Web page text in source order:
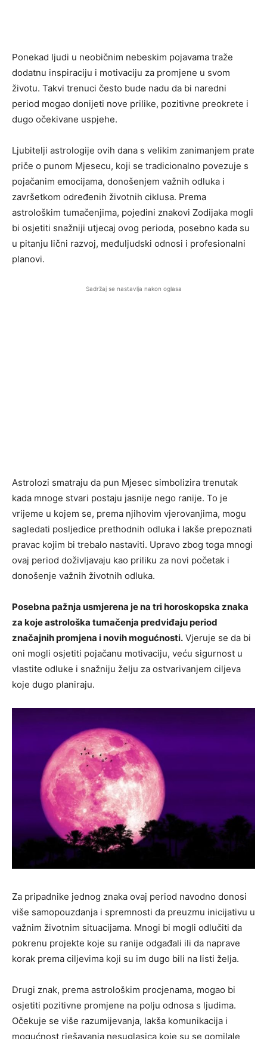
Ponekad ljudi u neobičnim nebeskim pojavama traže
dodatnu inspiraciju i motivaciju za promjene u svom
životu. Takvi trenuci često bude nadu da bi naredni
period mogao donijeti nove prilike, pozitivne preokrete i
dugo očekivane uspjehe.
Ljubitelji astrologije ovih dana s velikim zanimanjem prate
priče o punom Mjesecu, koji se tradicionalno povezuje s
pojačanim emocijama, donošenjem važnih odluka i
završetkom određenih životnih ciklusa. Prema
astrološkim tumačenjima, pojedini znakovi Zodijaka mogli
bi osjetiti snažniji utjecaj ovog perioda, posebno kada su
u pitanju lični razvoj, međuljudski odnosi i profesionalni
planovi.
Sadržaj se nastavlja nakon oglasa
Astrolozi smatraju da pun Mjesec simbolizira trenutak
kada mnoge stvari postaju jasnije nego ranije. To je
vrijeme u kojem se, prema njihovim vjerovanjima, mogu
sagledati posljedice prethodnih odluka i lakše prepoznati
pravac kojim bi trebalo nastaviti. Upravo zbog toga mnogi
ovaj period doživljavaju kao priliku za novi početak i
donošenje važnih životnih odluka.
Posebna pažnja usmjerena je na tri horoskopska znaka
za koje astrološka tumačenja predviđaju period
značajnih promjena i novih mogućnosti. Vjeruje se da bi
oni mogli osjetiti pojačanu motivaciju, veću sigurnost u
vlastite odluke i snažniju želju za ostvarivanjem ciljeva
koje dugo planiraju.
Za pripadnike jednog znaka ovaj period navodno donosi
više samopouzdanja i spremnosti da preuzmu inicijativu u
važnim životnim situacijama. Mnogi bi mogli odlučiti da
pokrenu projekte koje su ranije odgađali ili da naprave
korak prema ciljevima koji su im dugo bili na listi želja.
Drugi znak, prema astrološkim procjenama, mogao bi
osjetiti pozitivne promjene na polju odnosa s ljudima.
Očekuje se više razumijevanja, lakša komunikacija i
mogućnost rješavanja nesuglasica koje su se gomilale